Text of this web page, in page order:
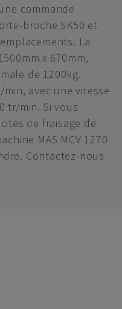
commande
broche SK50 et
La
x 670mm,
de 1200kg.
avec une vitesse
tr/min. Si vous
de fraisage de
MAS MCV 1270
Contactez-nous